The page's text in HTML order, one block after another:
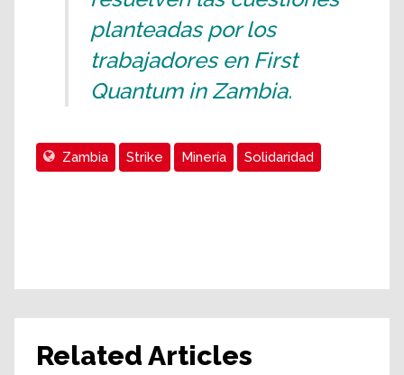
planteadas por los
trabajadores en First
Quantum in Zambia.
Zambia Strike Minería Solidaridad
Related Articles